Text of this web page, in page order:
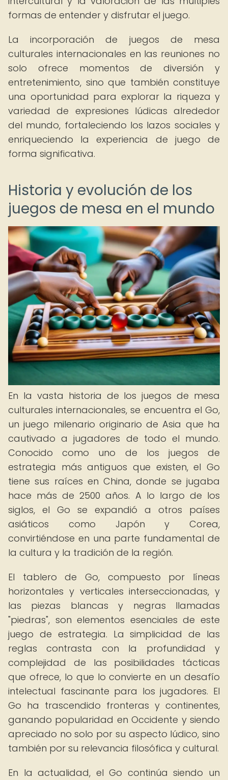
formas de entender y disfrutar el juego.
La incorporación de juegos de mesa
culturales internacionales en las reuniones no
solo ofrece momentos de diversión y
entretenimiento, sino que también constituye
una oportunidad para explorar la riqueza y
variedad de expresiones lúdicas alrededor
del mundo, fortaleciendo los lazos sociales y
enriqueciendo la experiencia de juego de
forma significativa.
Historia y evolución de los
juegos de mesa en el mundo
En la vasta historia de los juegos de mesa
culturales internacionales, se encuentra el Go,
un juego milenario originario de Asia que ha
cautivado a jugadores de todo el mundo.
Conocido como uno de los juegos de
estrategia más antiguos que existen, el Go
tiene sus raíces en China, donde se jugaba
hace más de 2500 años. A lo largo de los
siglos, el Go se expandió a otros países
asiáticos como Japón y Corea,
convirtiéndose en una parte fundamental de
la cultura y la tradición de la región.
El tablero de Go, compuesto por líneas
horizontales y verticales interseccionadas, y
las piezas blancas y negras llamadas
"piedras", son elementos esenciales de este
juego de estrategia. La simplicidad de las
reglas contrasta con la profundidad y
complejidad de las posibilidades tácticas
que ofrece, lo que lo convierte en un desafío
intelectual fascinante para los jugadores. El
Go ha trascendido fronteras y continentes,
ganando popularidad en Occidente y siendo
apreciado no solo por su aspecto lúdico, sino
también por su relevancia filosófica y cultural.
En la actualidad, el Go continúa siendo un